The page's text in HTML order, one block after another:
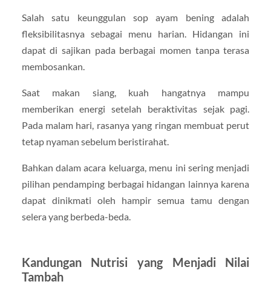
Salah satu keunggulan sop ayam bening adalah
fleksibilitasnya sebagai menu harian. Hidangan ini
dapat di sajikan pada berbagai momen tanpa terasa
membosankan.
Saat makan siang, kuah hangatnya mampu
memberikan energi setelah beraktivitas sejak pagi.
Pada malam hari, rasanya yang ringan membuat perut
tetap nyaman sebelum beristirahat.
Bahkan dalam acara keluarga, menu ini sering menjadi
pilihan pendamping berbagai hidangan lainnya karena
dapat dinikmati oleh hampir semua tamu dengan
selera yang berbeda-beda.
Kandungan Nutrisi yang Menjadi Nilai
Tambah